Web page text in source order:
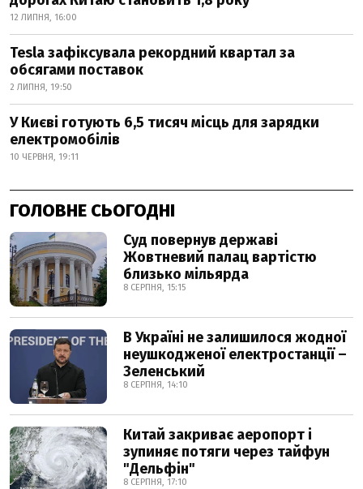
12 ЛИПНЯ, 16:00
Tesla зафіксувала рекордний квартал за
обсягами поставок
2 ЛИПНЯ, 19:50
У Києві готують 6,5 тисяч місць для зарядки
електромобілів
10 ЧЕРВНЯ, 19:11
ГОЛОВНЕ СЬОГОДНІ
Суд повернув державі
Жовтневий палац вартістю
близько мільярда
8 СЕРПНЯ, 15:15
В Україні не залишилося жодної
неушкодженої електростанції –
Зеленський
8 СЕРПНЯ, 14:10
Китай закриває аеропорт і
зупиняє потяги через тайфун
"Дельфін"
8 СЕРПНЯ, 17:10